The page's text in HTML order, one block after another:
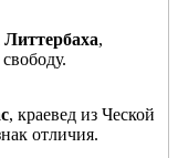
,
, краевед из Ческой
отличия.